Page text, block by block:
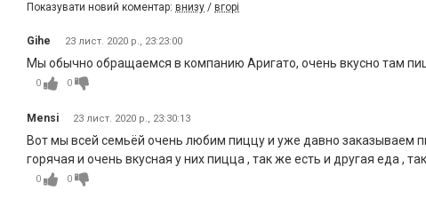
Показувати новий коментар: внизу / вгорі
Gihe 23 лист. 2020 р., 23:23:00
Мы обычно обращаемся в компанию Аригато, очень вкусно там
0 0
Mensi 23 лист. 2020 р., 23:30:13
Вот мы всей семьёй очень любим пиццу и уже давно заказываем
горячая и очень вкусная у них пицца , так же есть и другая еда ,
0 0